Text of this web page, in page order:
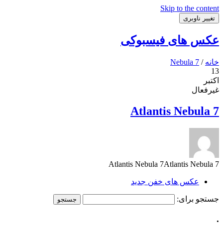
Skip to the content
تغییر ناوبری
عکس های فیسبوکی
خانه /
Nebula 7
13
اکتبر
غیرفعال
Atlantis Nebula 7
Atlantis Nebula 7Atlantis Nebula 7
عکس های خفن جدید
جستجو برای:
.